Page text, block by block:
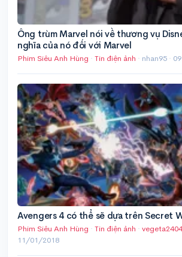
Ông trùm Marvel nói về thương vụ
nghĩa của nó đối với Marvel
Phim Siêu Anh Hùng · Tin điện ảnh · nhan95 ·
Avengers 4 có thể sẽ dựa trên Secret
Phim Siêu Anh Hùng · Tin điện ảnh ·
11/01/2018